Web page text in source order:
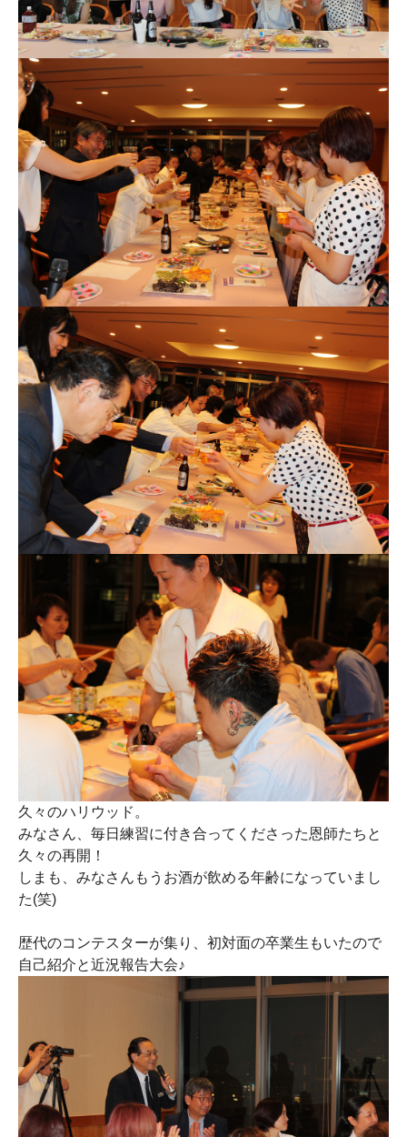
久々のハリウッド。
みなさん、毎日練習に付き合ってくださった恩師たちと
久々の再開！
しまも、みなさんもうお酒が飲める年齢になっていまし
た(笑)
歴代のコンテスターが集り、初対面の卒業生もいたので
自己紹介と近況報告大会♪